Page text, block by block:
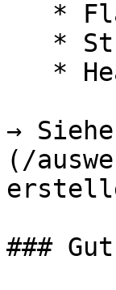
→
(/
###